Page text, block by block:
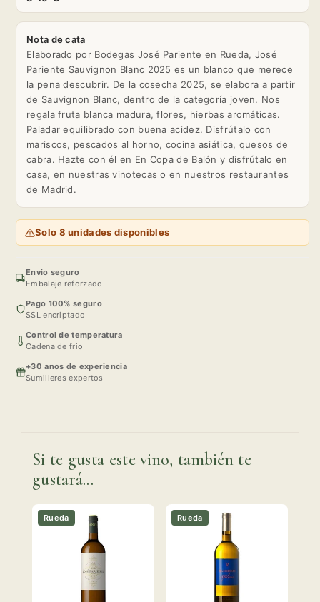
Nota de cata
Elaborado por Bodegas José Pariente en Rueda, José
Pariente Sauvignon Blanc 2025 es un blanco que merece
la pena descubrir. De la cosecha 2025, se elabora a partir
de Sauvignon Blanc, dentro de la categoría joven. Nos
regala fruta blanca madura, flores, hierbas aromáticas.
Paladar equilibrado con buena acidez. Disfrútalo con
mariscos, pescados al horno, cocina asiática, quesos de
cabra. Hazte con él en En Copa de Balón y disfrútalo en
casa, en nuestras vinotecas o en nuestros restaurantes
de Madrid.
Solo 8 unidades disponibles
Envio seguro
Embalaje reforzado
Pago 100% seguro
SSL encriptado
Control de temperatura
Cadena de frio
+30 anos de experiencia
Sumilleres expertos
Si te gusta este vino, también te
gustará...
Rueda Rueda